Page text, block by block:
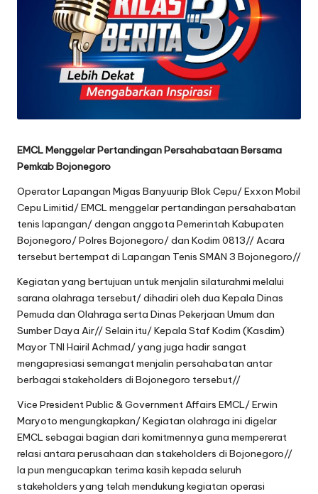
g
o
r
o
EMCL Menggelar Pertandingan Persahabataan Bersama
Pemkab Bojonegoro
Operator Lapangan Migas Banyuurip Blok Cepu/ Exxon Mobil
Cepu Limitid/ EMCL menggelar pertandingan persahabatan
tenis lapangan/ dengan anggota Pemerintah Kabupaten
Bojonegoro/ Polres Bojonegoro/ dan Kodim 0813// Acara
tersebut bertempat di Lapangan Tenis SMAN 3 Bojonegoro//
Kegiatan yang bertujuan untuk menjalin silaturahmi melalui
sarana olahraga tersebut/ dihadiri oleh dua Kepala Dinas
Pemuda dan Olahraga serta Dinas Pekerjaan Umum dan
Sumber Daya Air// Selain itu/ Kepala Staf Kodim (Kasdim)
Mayor TNI Hairil Achmad/ yang juga hadir sangat
mengapresiasi semangat menjalin persahabatan antar
berbagai stakeholders di Bojonegoro tersebut//
Vice President Public & Government Affairs EMCL/ Erwin
Maryoto mengungkapkan/ Kegiatan olahraga ini digelar
EMCL sebagai bagian dari komitmennya guna mempererat
relasi antara perusahaan dan stakeholders di Bojonegoro//
Ia pun mengucapkan terima kasih kepada seluruh
stakeholders yang telah mendukung kegiatan operasi